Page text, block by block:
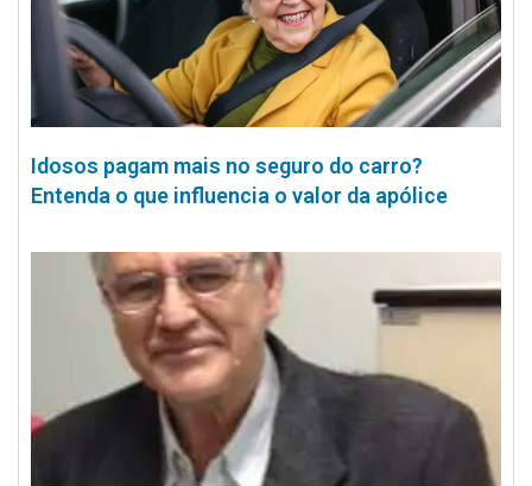
Idosos pagam mais no seguro do carro?
Entenda o que influencia o valor da apólice